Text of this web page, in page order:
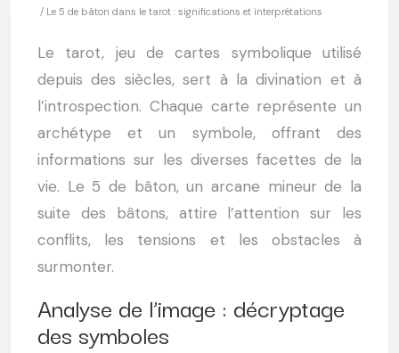
/ Le 5 de bâton dans le tarot : significations et interprétations
Le tarot, jeu de cartes symbolique utilisé
depuis des siècles, sert à la divination et à
l’introspection. Chaque carte représente un
archétype et un symbole, offrant des
informations sur les diverses facettes de la
vie. Le 5 de bâton, un arcane mineur de la
suite des bâtons, attire l’attention sur les
conflits, les tensions et les obstacles à
surmonter.
Analyse de l’image : décryptage
des symboles